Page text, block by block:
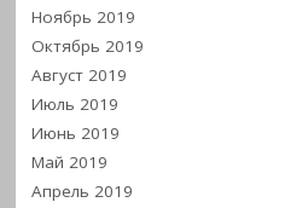
Ноябрь 2019
Октябрь 2019
Август 2019
Июль 2019
Июнь 2019
Май 2019
Апрель 2019